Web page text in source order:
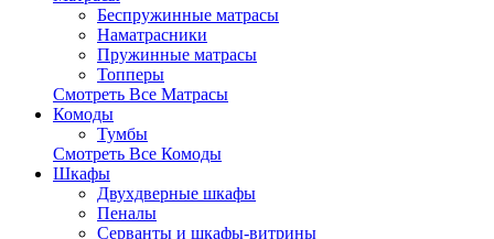
Беспружинные матрасы
Наматрасники
Пружинные матрасы
Топперы
Смотреть Все Матрасы
Комоды
Тумбы
Смотреть Все Комоды
Шкафы
Двухдверные шкафы
Пеналы
Серванты и шкафы-витрины